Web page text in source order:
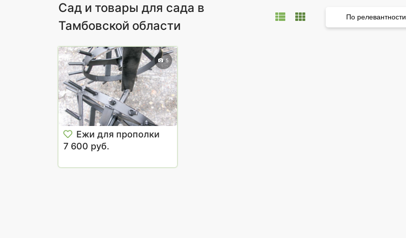
Сад и товары для сада в
Тамбовской области
По релевантности
5
Ежи для прополки
7 600 руб.